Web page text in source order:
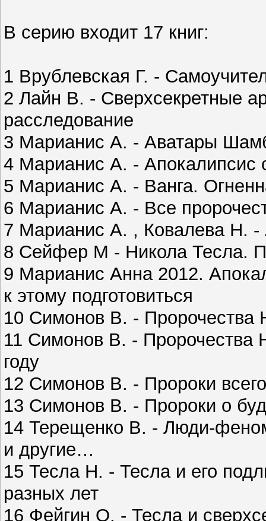
В серию входит 17 книг:
1 Врублевская Г. -
2 Лайн В. - Сверхсекретные
расследование
3 Марианис А. - Аватары
4 Марианис А. - Апокалипсис
5 Марианис А. - Ванга.
6 Марианис А. - Все
7 Марианис А. , Ковалева Н.
8 Сейфер М - Никола Тесла.
9 Марианис Анна 2012.
к этому подготовиться
10 Симонов В. - Пророчества
11 Симонов В. - Пророчества
году
12 Симонов В. - Пророки
13 Симонов В. - Пророки о
14 Терещенко В. - Люди-
и другие…
15 Тесла Н. - Тесла и его
разных лет
16 Фейгин О. - Тесла и